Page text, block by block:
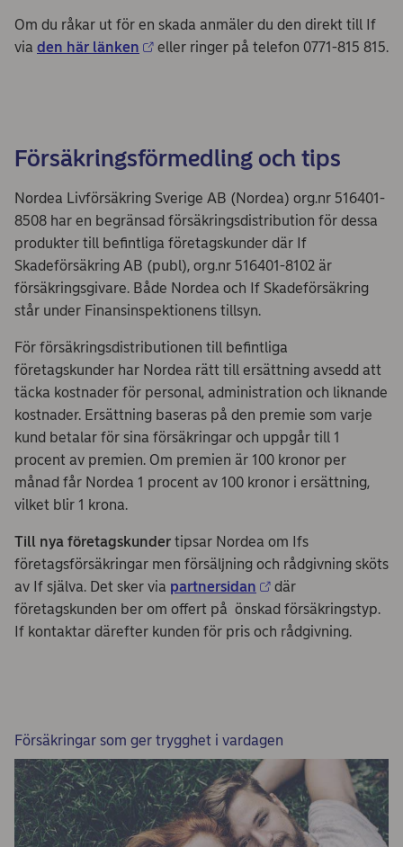
Om du råkar ut för en skada anmäler du den direkt till If
via den här länken eller ringer på telefon 0771-815 815.
Försäkringsförmedling och tips
Nordea Livförsäkring Sverige AB (Nordea) org.nr 516401-
8508 har en begränsad försäkringsdistribution för dessa
produkter till befintliga företagskunder där If
Skadeförsäkring AB (publ), org.nr 516401-8102 är
försäkringsgivare. Både Nordea och If Skadeförsäkring
står under Finansinspektionens tillsyn.
För försäkringsdistributionen till befintliga
företagskunder har Nordea rätt till ersättning avsedd att
täcka kostnader för personal, administration och liknande
kostnader. Ersättning baseras på den premie som varje
kund betalar för sina försäkringar och uppgår till 1
procent av premien. Om premien är 100 kronor per
månad får Nordea 1 procent av 100 kronor i ersättning,
vilket blir 1 krona.
Till nya företagskunder tipsar Nordea om Ifs
företagsförsäkringar men försäljning och rådgivning sköts
av If själva. Det sker via partnersidan
där
företagskunden ber om offert på önskad försäkringstyp.
If kontaktar därefter kunden för pris och rådgivning.
Försäkringar som ger trygghet i vardagen